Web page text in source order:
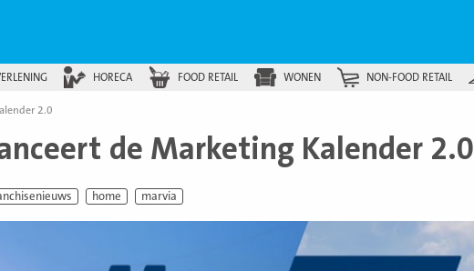
HORECA FOOD RETAIL WONEN NON-FOOD RETAIL
2.0
de Marketing Kalender 2.0
home marvia